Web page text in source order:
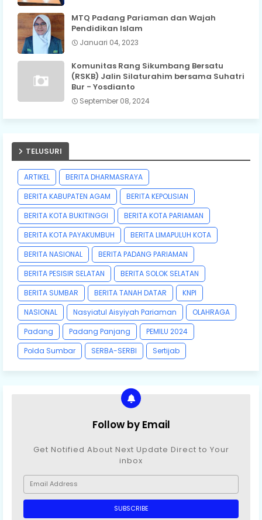
MTQ Padang Pariaman dan Wajah
Pendidikan Islam
Januari 04, 2023
Komunitas Rang Sikumbang Bersatu
(RSKB) Jalin Silaturahim bersama Suhatri
Bur - Yosdianto
September 08, 2024
TELUSURI
ARTIKEL
BERITA DHARMASRAYA
BERITA KABUPATEN AGAM
BERITA KEPOLISIAN
BERITA KOTA BUKITINGGI
BERITA KOTA PARIAMAN
BERITA KOTA PAYAKUMBUH
BERITA LIMAPULUH KOTA
BERITA NASIONAL
BERITA PADANG PARIAMAN
BERITA PESISIR SELATAN
BERITA SOLOK SELATAN
BERITA SUMBAR
BERITA TANAH DATAR
KNPI
NASIONAL
Nasyiatul Aisyiyah Pariaman
OLAHRAGA
Padang
Padang Panjang
PEMILU 2024
Polda Sumbar
SERBA-SERBI Sertijab
Follow by Email
Get Notified About Next Update Direct to Your
inbox